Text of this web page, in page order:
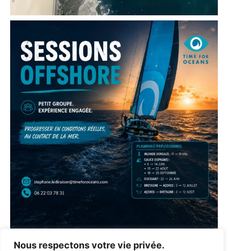
Nous respectons votre vie privée.